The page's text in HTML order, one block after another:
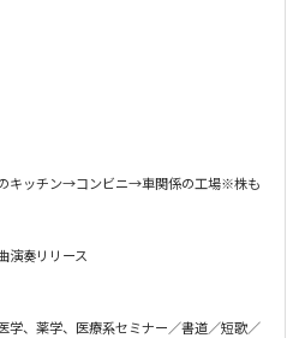
キッチン→コンビニ→車関係の工場※株も
演奏リリース
学、薬学、医療系セミナー／書道／短歌／